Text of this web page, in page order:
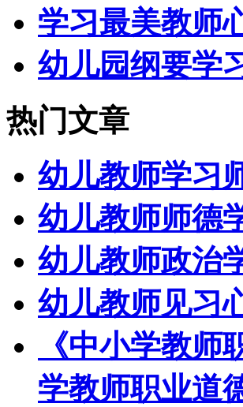
学习最美教师
幼儿园纲要学
热门文章
幼儿教师学习
幼儿教师师德
幼儿教师政治
幼儿教师见习
《中小学教
学教师职业道